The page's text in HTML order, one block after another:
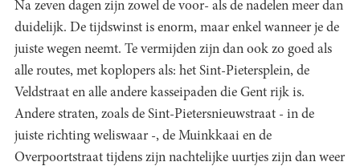
Na zeven dagen zijn zowel de voor- als de nadelen meer dan
duidelijk. De tijdswinst is enorm, maar enkel wanneer je de
juiste wegen neemt. Te vermijden zijn dan ook zo goed als
alle routes, met koplopers als: het Sint-Pietersplein, de
Veldstraat en alle andere kasseipaden die Gent rijk is.
Andere straten, zoals de Sint-Pietersnieuwstraat - in de
juiste richting weliswaar -, de Muinkkaai en de
Overpoortstraat tijdens zijn nachtelijke uurtjes zijn dan weer